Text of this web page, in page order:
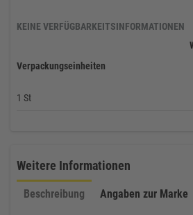
KEINE VERFÜGBARKEITSINFORMATIONEN
Verpackungseinheiten
1 St
Weitere Informationen
Beschreibung Angaben zur Marke